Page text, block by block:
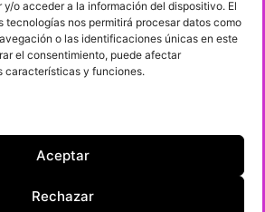
o acceder a la información del dispositivo. El
tecnologías nos permitirá procesar datos como
o las identificaciones únicas en este
el consentimiento, puede afectar
características y funciones.
Aceptar
Rechazar
y entidades que las han
sido:
Serceau, Superprod
Merino, María Manero,
Salas, Platipus y Wombat
Zineuskadi, Sultana